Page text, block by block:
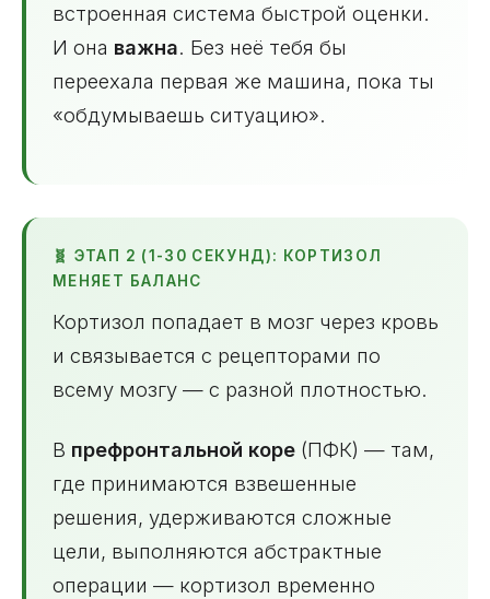
встроенная система быстрой оценки.
И она важна. Без неё тебя бы
переехала первая же машина, пока ты
«обдумываешь ситуацию».
🧬 ЭТАП 2 (1-30 СЕКУНД): КОРТИЗОЛ
МЕНЯЕТ БАЛАНС
Кортизол попадает в мозг через кровь
и связывается с рецепторами по
всему мозгу — с разной плотностью.
В префронтальной коре (ПФК) — там,
где принимаются взвешенные
решения, удерживаются сложные
цели, выполняются абстрактные
операции — кортизол временно